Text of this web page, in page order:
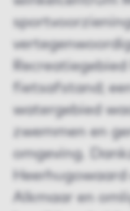
fietsafstand;
watergebied
zwemmen en
omgeving.
Alkmaar en